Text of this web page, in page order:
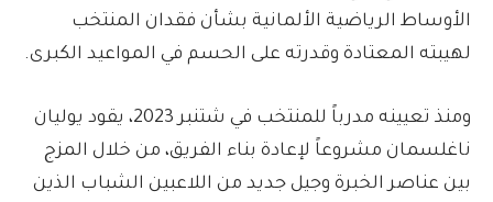
الأوساط الرياضية الألمانية بشأن فقدان المنتخب
لهيبته المعتادة وقدرته على الحسم في المواعيد الكبرى.
ومنذ تعيينه مدرباً للمنتخب في شتنبر 2023، يقود يوليان
ناغلسمان مشروعاً لإعادة بناء الفريق، من خلال المزج
بين عناصر الخبرة وجيل جديد من اللاعبين الشباب الذين